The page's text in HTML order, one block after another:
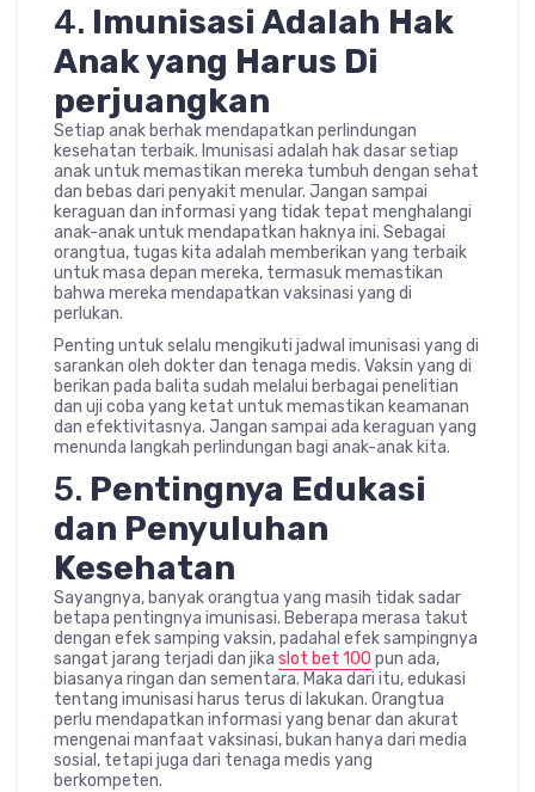
4. Imunisasi Adalah Hak
Anak yang Harus Di
perjuangkan
Setiap anak berhak mendapatkan perlindungan
kesehatan terbaik. Imunisasi adalah hak dasar setiap
anak untuk memastikan mereka tumbuh dengan sehat
dan bebas dari penyakit menular. Jangan sampai
keraguan dan informasi yang tidak tepat menghalangi
anak-anak untuk mendapatkan haknya ini. Sebagai
orangtua, tugas kita adalah memberikan yang terbaik
untuk masa depan mereka, termasuk memastikan
bahwa mereka mendapatkan vaksinasi yang di
perlukan.
Penting untuk selalu mengikuti jadwal imunisasi yang di
sarankan oleh dokter dan tenaga medis. Vaksin yang di
berikan pada balita sudah melalui berbagai penelitian
dan uji coba yang ketat untuk memastikan keamanan
dan efektivitasnya. Jangan sampai ada keraguan yang
menunda langkah perlindungan bagi anak-anak kita.
5. Pentingnya Edukasi
dan Penyuluhan
Kesehatan
Sayangnya, banyak orangtua yang masih tidak sadar
betapa pentingnya imunisasi. Beberapa merasa takut
dengan efek samping vaksin, padahal efek sampingnya
sangat jarang terjadi dan jika slot bet 100 pun ada,
biasanya ringan dan sementara. Maka dari itu, edukasi
tentang imunisasi harus terus di lakukan. Orangtua
perlu mendapatkan informasi yang benar dan akurat
mengenai manfaat vaksinasi, bukan hanya dari media
sosial, tetapi juga dari tenaga medis yang
berkompeten.